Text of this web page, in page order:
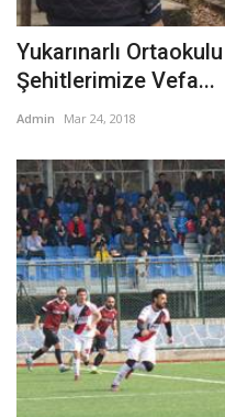
Yukarınarlı
Şehitlerimize Vefa...
Admin Mar 24, 2018